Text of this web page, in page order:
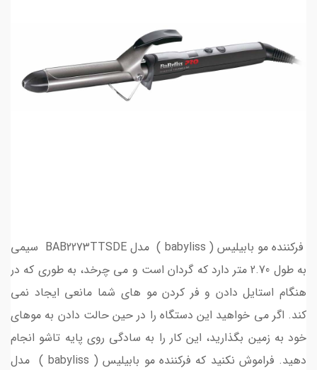
فرکننده مو بابیلیس ( babyliss ) مدل BAB2273TTSDE سیمی
به طول 2.70 متر دارد که گردان است و می چرخد، به طوری که در
هنگام استایل دادن و فر کردن مو های شما مانعی ایجاد نمی
کند. اگر می خواهید این دستگاه را در حین حالت دادن به موهای
خود به زمین بگذارید، این کار را به سادگی روی پایه تاشو انجام
دهید. فراموش نکنید که فرکننده مو بابیلیس ( babyliss ) مدل